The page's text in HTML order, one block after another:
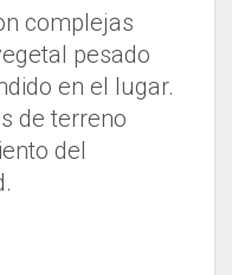
complejas
pesado
en el lugar.
de terreno
del